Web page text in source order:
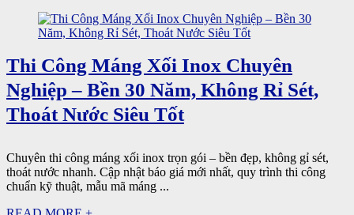
Thi Công Máng Xối Inox Chuyên
Nghiệp – Bền 30 Năm, Không Rỉ Sét,
Thoát Nước Siêu Tốt
Chuyên thi công máng xối inox trọn gói – bền đẹp, không gỉ sét,
thoát nước nhanh. Cập nhật báo giá mới nhất, quy trình thi công
chuẩn kỹ thuật, mẫu mã máng ...